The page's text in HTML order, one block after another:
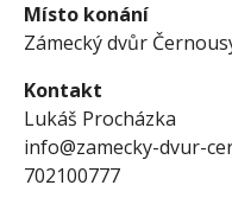
Místo konání
Zámecký dvůr
Kontakt
Lukáš Procházka
info@zamecky-dvur-
702100777